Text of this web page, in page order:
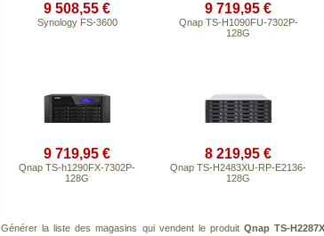
9 508,55 €
Synology FS-3600
9 719,95 €
Qnap TS-H1090FU-7302P-
128G
9 719,95 €
Qnap TS-h1290FX-7302P-
128G
8 219,95 €
Qnap TS-H2483XU-RP-E2136-
128G
Générer la liste des magasins qui vendent le produit Qnap TS-